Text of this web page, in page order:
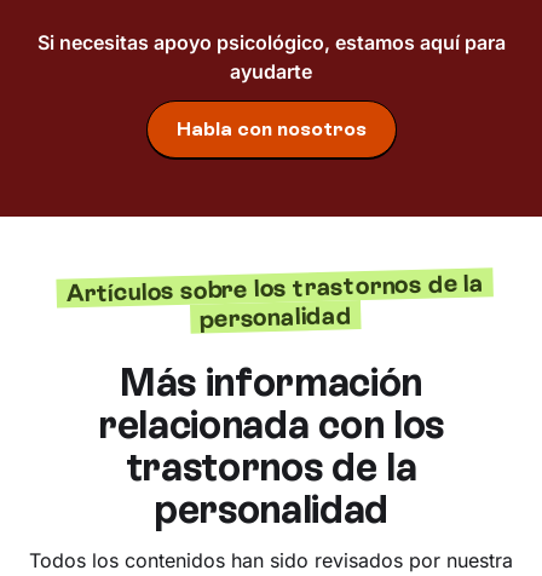
Si necesitas apoyo psicológico, estamos aquí para
ayudarte
Habla con nosotros
Artículos sobre los trastornos de la
personalidad
Más información
relacionada con los
trastornos de la
personalidad
Todos los contenidos han sido revisados por nuestra